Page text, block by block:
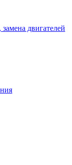
двигателей